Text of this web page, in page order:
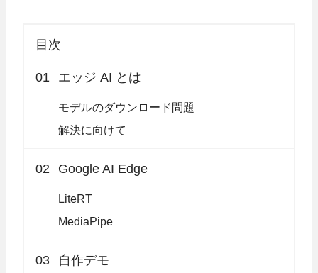
目次
01 エッジ AI とは
モデルのダウンロード問題
解決に向けて
02 Google AI Edge
LiteRT
MediaPipe
03 自作デモ